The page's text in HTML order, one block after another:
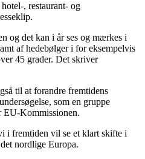
, restaurant- og
og det kan i år ses og mærkes i
af hedebølger i for eksempelvis
45 grader. Det skriver
til at forandre fremtidens
som en gruppe
EU-Kommissionen.
i fremtiden vil se et klart skifte i
nordlige Europa.